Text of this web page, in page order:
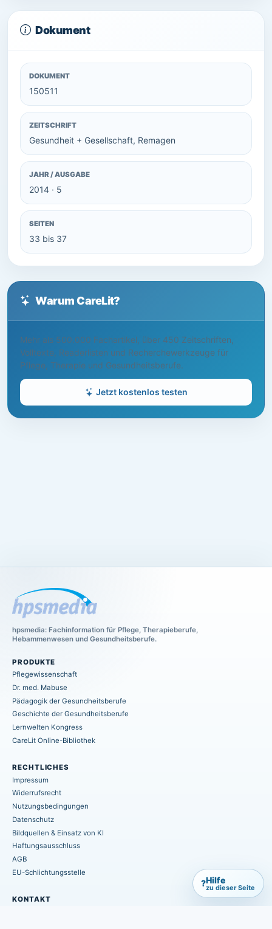
Dokument
DOKUMENT
150511
ZEITSCHRIFT
Gesundheit + Gesellschaft, Remagen
JAHR / AUSGABE
2014 · 5
SEITEN
33 bis 37
Warum CareLit?
Mehr als 500.000 Fachartikel, über 450 Zeitschriften,
Volltexte, Readerlisten und Recherchewerkzeuge für
Pflege, Therapie und Gesundheitsberufe.
Jetzt kostenlos testen
hpsmedia: Fachinformation für Pflege, Therapieberufe,
Hebammenwesen und Gesundheitsberufe.
PRODUKTE
Pflegewissenschaft
Dr. med. Mabuse
Pädagogik der Gesundheitsberufe
Geschichte der Gesundheitsberufe
Lernwelten Kongress
CareLit Online-Bibliothek
RECHTLICHES
Impressum
Widerrufsrecht
Nutzungsbedingungen
Datenschutz
Bildquellen & Einsatz von KI
Haftungsausschluss
AGB
EU-Schlichtungsstelle
KONTAKT
?Hilfe
zu dieser Seite